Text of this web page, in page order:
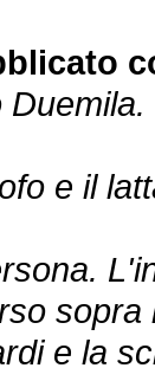
e il
e la